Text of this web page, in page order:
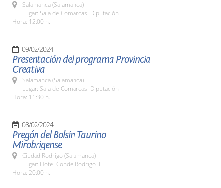
Salamanca (Salamanca)
Lugar: Sala de Comarcas. Diputación
Hora: 12:00 h.
09/02/2024
Presentación del programa Provincia
Creativa
Salamanca (Salamanca)
Lugar: Sala de Comarcas. Diputación
Hora: 11:30 h.
08/02/2024
Pregón del Bolsín Taurino
Mirobrigense
Ciudad Rodrigo (Salamanca)
Lugar: Hotel Conde Rodrigo II
Hora: 20:00 h.